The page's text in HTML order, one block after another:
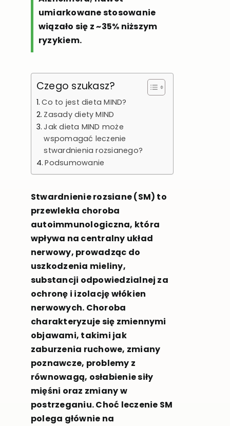
umiarkowane stosowanie
wiązało się z ~35% niższym
ryzykiem.
Czego szukasz?
Co to jest dieta MIND?
Zasady diety MIND
Jak dieta MIND może
wspomagać leczenie
stwardnienia rozsianego?
Podsumowanie
Stwardnienie rozsiane (SM) to
przewlekła choroba
autoimmunologiczna, która
wpływa na centralny układ
nerwowy, prowadząc do
uszkodzenia mieliny,
substancji odpowiedzialnej za
ochronę i izolację włókien
nerwowych. Choroba
charakteryzuje się zmiennymi
objawami, takimi jak
zaburzenia ruchowe, zmiany
poznawcze, problemy z
równowagą, osłabienie siły
mięśni oraz zmiany w
postrzeganiu. Choć leczenie SM
polega głównie na